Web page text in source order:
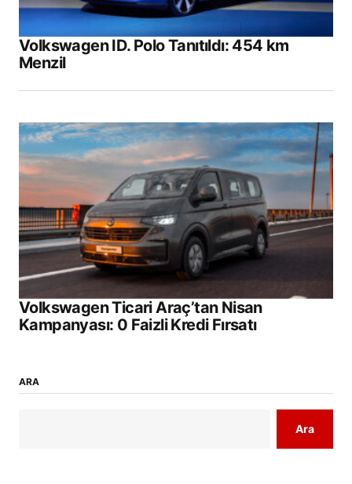
Volkswagen ID. Polo Tanıtıldı: 454 km
Menzil
Volkswagen Ticari Araç’tan Nisan
Kampanyası: 0 Faizli Kredi Fırsatı
ARA
Ara